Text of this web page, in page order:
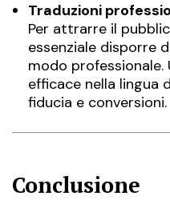
Traduzioni
Per attrarre il
essenziale disporre
modo professionale.
efficace nella lingua
fiducia e conversioni.
Conclusione